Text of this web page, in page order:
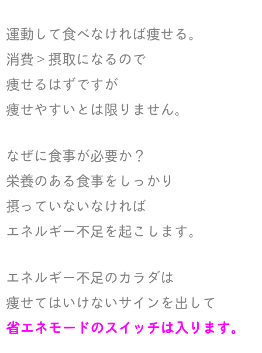
運動して食べなければ痩せる。
消費＞摂取になるので
痩せるはずですが
痩せやすいとは限りません。
なぜに食事が必要か？
栄養のある食事をしっかり
摂っていないなければ
エネルギー不足を起こします。
エネルギー不足のカラダは
痩せてはいけないサインを出して
省エネモードのスイッチは入ります。